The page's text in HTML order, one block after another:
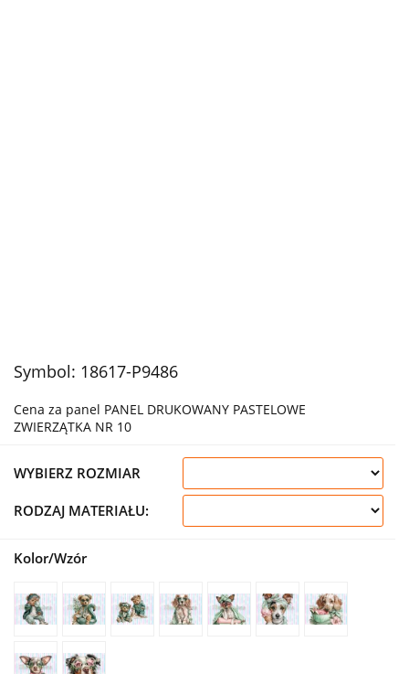
Symbol: 18617-P9486
Cena za panel PANEL DRUKOWANY PASTELOWE
ZWIERZĄTKA NR 10
WYBIERZ ROZMIAR
RODZAJ MATERIAŁU:
Kolor/Wzór